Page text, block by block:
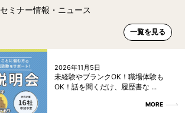
セミナー情報・ニュース
一覧を見る
2026年11月5日
未経験やブランクOK！職場体験も
OK！話を聞くだけ、履歴書な ...
MORE